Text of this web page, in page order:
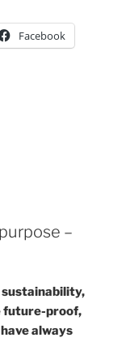
Facebook
–
future-proof,
always